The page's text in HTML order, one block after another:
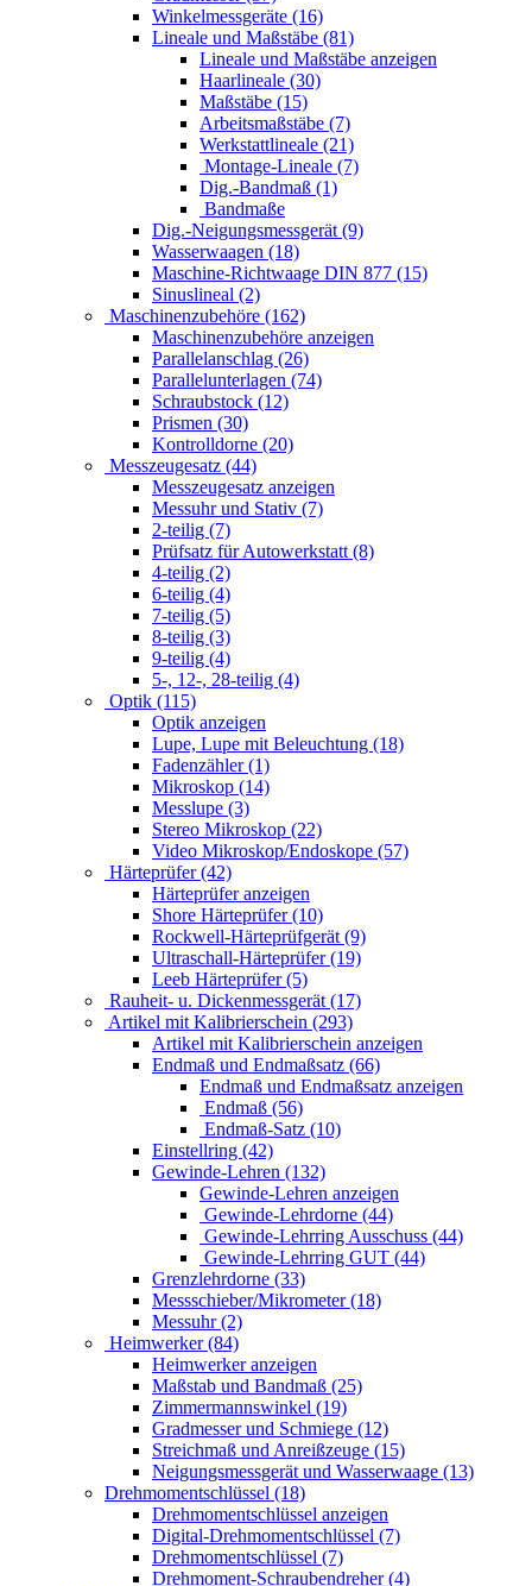
Winkelmessgeräte (16)
Lineale und Maßstäbe (81)
Lineale und Maßstäbe anzeigen
Haarlineale (30)
Maßstäbe (15)
Arbeitsmaßstäbe (7)
Werkstattlineale (21)
Montage-Lineale (7)
Dig.-Bandmaß (1)
Bandmaße
Dig.-Neigungsmessgerät (9)
Wasserwaagen (18)
Maschine-Richtwaage DIN 877 (15)
Sinuslineal (2)
Maschinenzubehöre (162)
Maschinenzubehöre anzeigen
Parallelanschlag (26)
Parallelunterlagen (74)
Schraubstock (12)
Prismen (30)
Kontrolldorne (20)
Messzeugesatz (44)
Messzeugesatz anzeigen
Messuhr und Stativ (7)
2-teilig (7)
Prüfsatz für Autowerkstatt (8)
4-teilig (2)
6-teilig (4)
7-teilig (5)
8-teilig (3)
9-teilig (4)
5-, 12-, 28-teilig (4)
Optik (115)
Optik anzeigen
Lupe, Lupe mit Beleuchtung (18)
Fadenzähler (1)
Mikroskop (14)
Messlupe (3)
Stereo Mikroskop (22)
Video Mikroskop/Endoskope (57)
Härteprüfer (42)
Härteprüfer anzeigen
Shore Härteprüfer (10)
Rockwell-Härteprüfgerät (9)
Ultraschall-Härteprüfer (19)
Leeb Härteprüfer (5)
Rauheit- u. Dickenmessgerät (17)
Artikel mit Kalibrierschein (293)
Artikel mit Kalibrierschein anzeigen
Endmaß und Endmaßsatz (66)
Endmaß und Endmaßsatz anzeigen
Endmaß (56)
Endmaß-Satz (10)
Einstellring (42)
Gewinde-Lehren (132)
Gewinde-Lehren anzeigen
Gewinde-Lehrdorne (44)
Gewinde-Lehrring Ausschuss (44)
Gewinde-Lehrring GUT (44)
Grenzlehrdorne (33)
Messschieber/Mikrometer (18)
Messuhr (2)
Heimwerker (84)
Heimwerker anzeigen
Maßstab und Bandmaß (25)
Zimmermannswinkel (19)
Gradmesser und Schmiege (12)
Streichmaß und Anreißzeuge (15)
Neigungsmessgerät und Wasserwaage (13)
Drehmomentschlüssel (18)
Drehmomentschlüssel anzeigen
Digital-Drehmomentschlüssel (7)
Drehmomentschlüssel (7)
Drehmoment-Schraubendreher (4)